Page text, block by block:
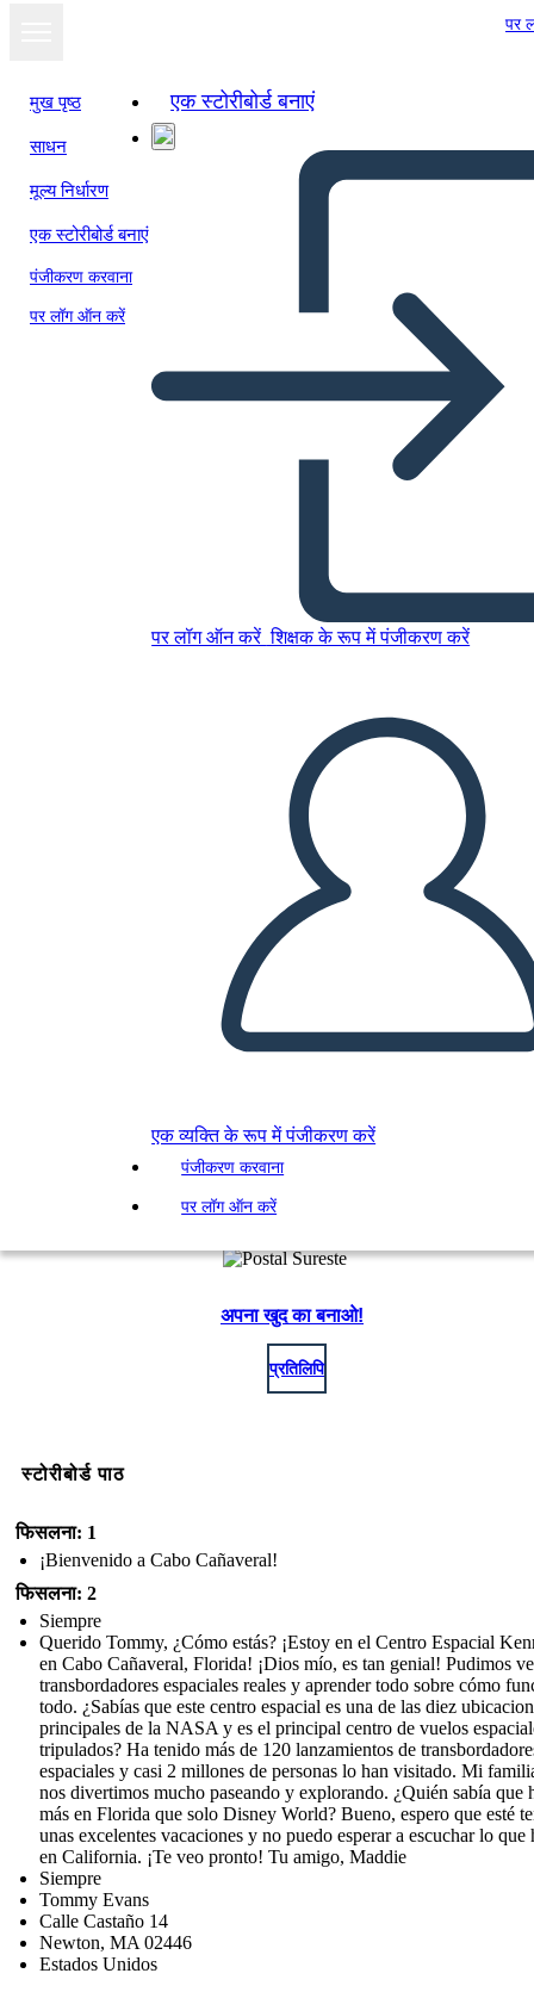
पर
मुख पृष्ठ
साधन
मूल्य निर्धारण
एक स्टोरीबोर्ड बनाएं
पंजीकरण करवाना
पर लॉग ऑन करें
एक स्टोरीबोर्ड बनाएं
पर लॉग ऑन करें शिक्षक के रूप में पंजीकरण करें
एक व्यक्ति के रूप में पंजीकरण करें
पंजीकरण करवाना
पर लॉग ऑन करें
Postal Sureste
इस स्टोरीबोर्ड को कॉपी करें
स्टोरीबोर्ड बनाएं
अपना खुद का बनाओ!
प्रतिलिपि
स्टोरीबोर्ड पाठ
फिसलना: 1
¡Bienvenido a Cabo Cañaveral!
फिसलना: 2
Siempre
Querido Tommy, ¿Cómo estás? ¡Estoy en el Centro Espacial
en Cabo Cañaveral, Florida! ¡Dios mío, es tan genial! Pudimos
transbordadores espaciales reales y aprender todo sobre cómo
todo. ¿Sabías que este centro espacial es una de las diez
principales de la NASA y es el principal centro de vuelos
tripulados? Ha tenido más de 120 lanzamientos de
espaciales y casi 2 millones de personas lo han visitado. Mi
nos divertimos mucho paseando y explorando. ¿Quién sabía que
más en Florida que solo Disney World? Bueno, espero que esté
unas excelentes vacaciones y no puedo esperar a escuchar lo que
en California. ¡Te veo pronto! Tu amigo, Maddie
Siempre
Tommy Evans
Calle Castaño 14
Newton, MA 02446
Estados Unidos